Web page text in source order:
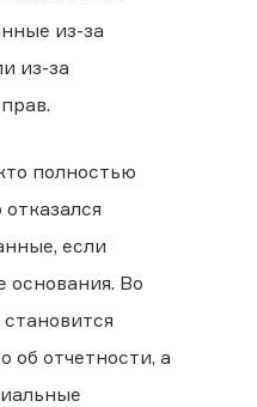
из-за
из-за
полностью
если
основания. Во
об отчетности, а